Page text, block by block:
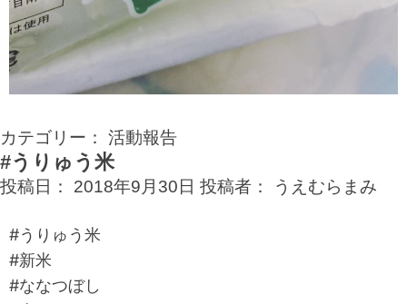
カテゴリー： 活動報告
#うりゅう米
投稿日： 2018年9月30日 投稿者： うえむらまみ
#うりゅう米
#新米
#ななつぼし